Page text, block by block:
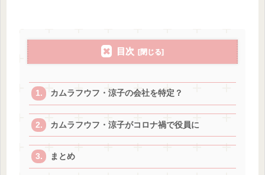
目次
カムラフウフ・涼子の会社を特定？
カムラフウフ・涼子がコロナ禍で役員に
まとめ